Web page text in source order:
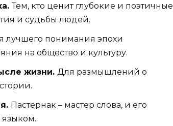
Тем, кто ценит глубокие и поэтичные
и судьбы людей.
лучшего понимания эпохи
на общество и культуру.
жизни. Для размышлений о
Пастернак – мастер слова, и его